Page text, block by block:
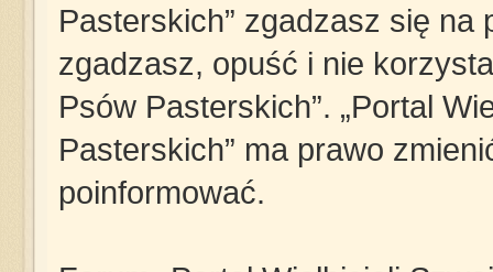
Pasterskich” zgadzasz się
zgadzasz, opuść i nie
Psów Pasterskich”. „Portal
Pasterskich” ma prawo
poinformować.